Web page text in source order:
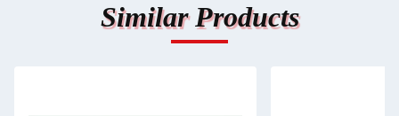
Similar Products